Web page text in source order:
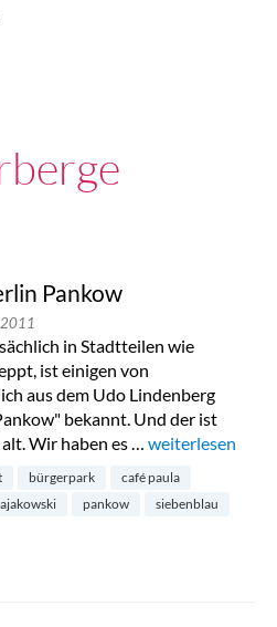
Pankow
2011
in Stadtteilen wie
ist einigen von
aus dem Udo Lindenberg
bekannt. Und der ist
Wir haben es … „Stadtteilführer
weiterlesen
bürgerpark
café paula
pankow
siebenblau